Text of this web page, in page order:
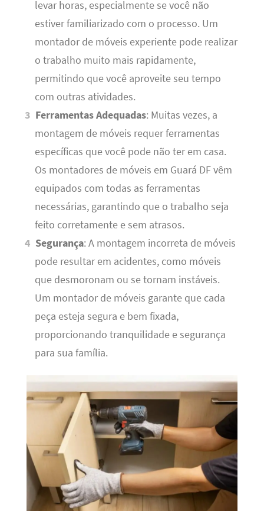
levar horas, especialmente se você não
estiver familiarizado com o processo. Um
montador de móveis experiente pode realizar
o trabalho muito mais rapidamente,
permitindo que você aproveite seu tempo
com outras atividades.
Ferramentas Adequadas: Muitas vezes, a
montagem de móveis requer ferramentas
específicas que você pode não ter em casa.
Os montadores de móveis em Guará DF vêm
equipados com todas as ferramentas
necessárias, garantindo que o trabalho seja
feito corretamente e sem atrasos.
Segurança: A montagem incorreta de móveis
pode resultar em acidentes, como móveis
que desmoronam ou se tornam instáveis.
Um montador de móveis garante que cada
peça esteja segura e bem fixada,
proporcionando tranquilidade e segurança
para sua família.